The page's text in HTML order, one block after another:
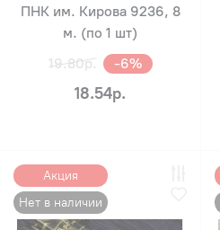
ПНК им. Кирова 9236, 8
м. (по 1 шт)
19.80р.
-6%
18.54р.
Акция
Нет в наличии